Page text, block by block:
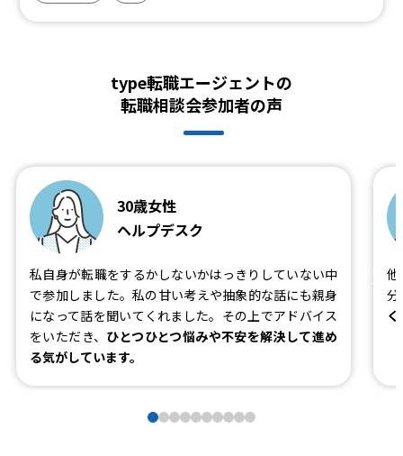
type転職エージェントの
転職相談会参加者の声
30歳女性
ヘルプデスク
私自身が転職をするかしないかはっきりしていない中
で参加しました。私の甘い考えや抽象的な話にも親身
になって話を聞いてくれました。その上でアドバイス
をいただき、 ひとつひとつ悩みや不安を解決して進め
る気がしています。
他
分